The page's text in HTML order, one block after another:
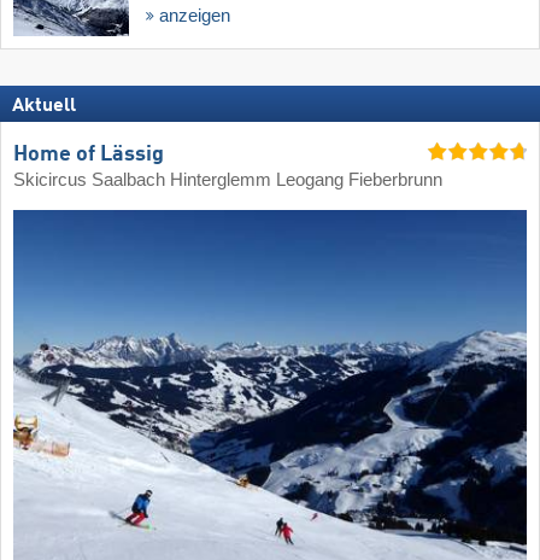
anzeigen
Aktuell
Home of Lässig
Skicircus Saalbach Hinterglemm Leogang Fieberbrunn